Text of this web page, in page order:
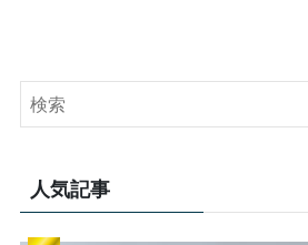
人気記事